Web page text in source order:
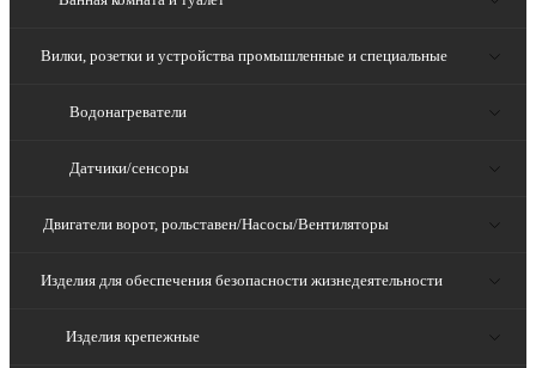
Вилки, розетки и устройства промышленные и специальные
Водонагреватели
Датчики/сенсоры
Двигатели ворот, рольставен/Насосы/Вентиляторы
Изделия для обеспечения безопасности жизнедеятельности
Изделия крепежные